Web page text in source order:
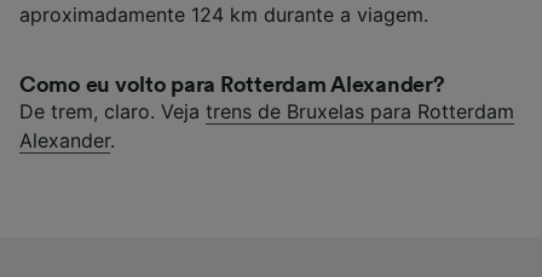
aproximadamente 124 km durante a viagem.
Como eu volto para Rotterdam Alexander?
De trem, claro. Veja trens de Bruxelas para Rotterdam
Alexander.